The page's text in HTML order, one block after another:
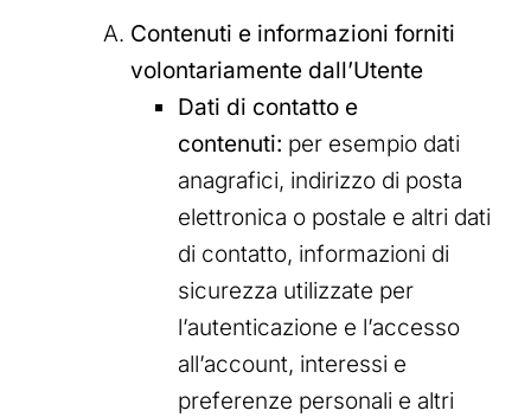
Contenuti e informazioni forniti
volontariamente dall’Utente
Dati di contatto e
contenuti: per esempio dati
anagrafici, indirizzo di posta
elettronica o postale e altri dati
di contatto, informazioni di
sicurezza utilizzate per
l’autenticazione e l’accesso
all’account, interessi e
preferenze personali e altri